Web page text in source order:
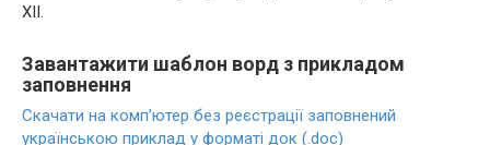
XII.
Завантажити шаблон ворд з прикладом
заповнення
Скачати на комп’ютер без реєстрації заповнений
українською приклад у форматі док (.doc)